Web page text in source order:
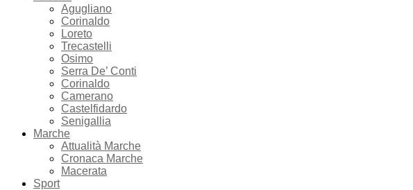
Agugliano
Corinaldo
Loreto
Trecastelli
Osimo
Serra De’ Conti
Corinaldo
Camerano
Castelfidardo
Senigallia
Marche
Attualità Marche
Cronaca Marche
Macerata
Sport